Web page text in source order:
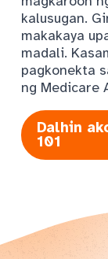
kalusugan.
makakaya
madali.
pagkonekta
ng Medicare
Dalhin
101